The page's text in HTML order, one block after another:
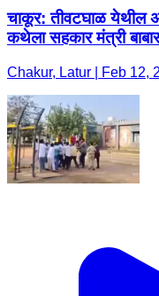
चाकूर: तीवटघाळ येथील
कथेला सहकार मंत्री
Chakur, Latur | Feb 12,